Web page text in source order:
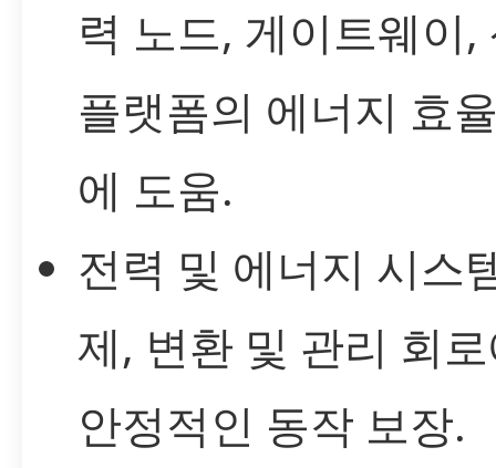
력 노드, 게이트웨이,
플랫폼의 에너지 효
에 도움.
전력 및 에너지 시스
제, 변환 및 관리 회
안정적인 동작 보장.